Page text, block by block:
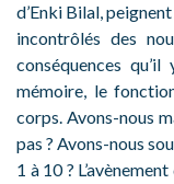
d’Enki Bilal,
incontrôlés des
conséquences
mémoire, le
corps. Avons-nous
pas ? Avons-nous
1 à 10 ?